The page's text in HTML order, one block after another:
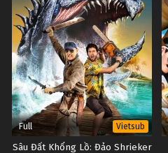
Full Vietsub
Sâu Đất Khổng Lồ: Đảo Shrieker